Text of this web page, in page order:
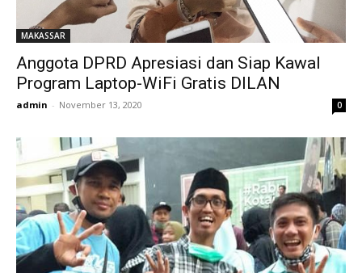
MAKASSAR
Anggota DPRD Apresiasi dan Siap Kawal
Program Laptop-WiFi Gratis DILAN
admin - November 13, 2020 0